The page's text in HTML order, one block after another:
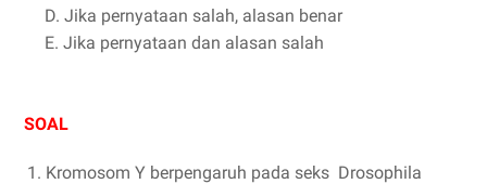
D. Jika pernyataan salah, alasan benar
E. Jika pernyataan dan alasan salah
SOAL
Kromosom Y berpengaruh pada seks Drosophila